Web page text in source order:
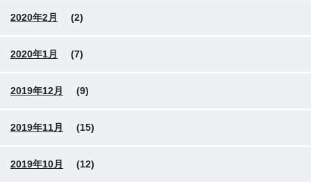
2020年2月 (2)
2020年1月 (7)
2019年12月 (9)
2019年11月 (15)
2019年10月 (12)